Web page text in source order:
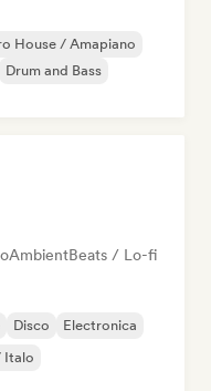
House / Amapiano
Drum and Bass
AmbientBeats / Lo-fi
Disco
Electronica
Italo